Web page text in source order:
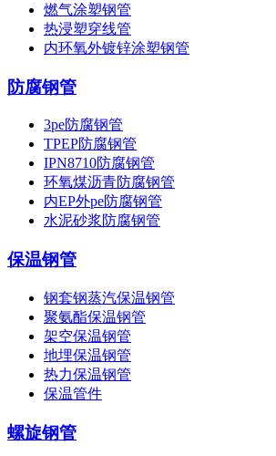
燃气涂塑钢管
热浸塑穿线管
内环氧外镀锌涂塑钢管
防腐钢管
3pe防腐钢管
TPEP防腐钢管
IPN8710防腐钢管
环氧煤沥青防腐钢管
内EP外pe防腐钢管
水泥砂浆防腐钢管
保温钢管
钢套钢蒸汽保温钢管
聚氨酯保温钢管
架空保温钢管
地埋保温钢管
热力保温钢管
保温管件
螺旋钢管